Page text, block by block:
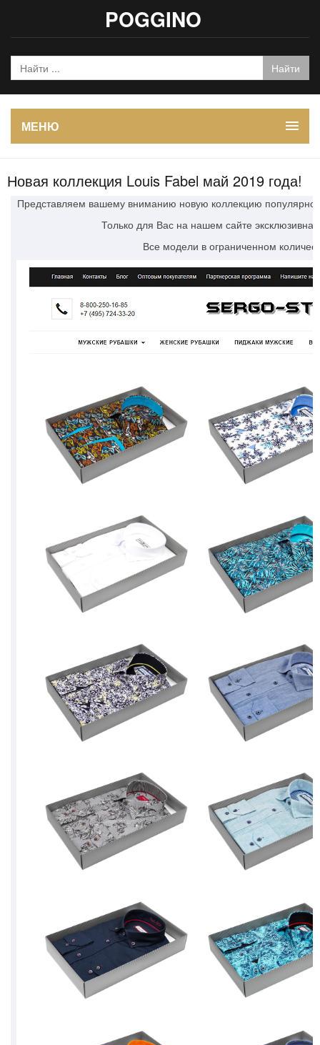
POGGINO
МЕНЮ
Новая коллекция Louis Fabel май 2019 года!
Представляем вашему вниманию новую коллекцию
Только для Вас на нашем сайте
Все модели в ограниченном